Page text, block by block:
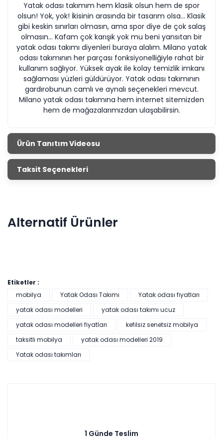
Yatak odası takımım hem klasik olsun hem de spor
olsun! Yok, yok! İkisinin arasında bir tasarım olsa... Klasik
gibi keskin sınırları olmasın, ama spor diye de çok salaş
olmasın... Kafam çok karışık yok mu beni yansıtan bir
yatak odası takımı diyenleri buraya alalım. Milano yatak
odası takımının her parçası fonksiyonelliğiyle rahat bir
kullanım sağlıyor. Yüksek ayak ile kolay temizlik imkanı
sağlaması yüzleri güldürüyor. Yatak odası takımının
gardırobunun camlı ve aynalı seçenekleri mevcut.
Milano yatak odası takımına hem internet sitemizden
hem de mağazalarımızdan ulaşabilirsin.
Ürün Tanıtım Videosu
Taksit Seçenekleri
Alternatif Ürünler
Pratik Çok Amaçlı Dolap - Beyaz
Etiketler :
mobilya
Yatak Odası Takımı
Yatak odası fiyatları
yatak odası modelleri
yatak odası takımı ucuz
yatak odası modelleri fiyatları
kefilsiz senetsiz mobilya
taksitli mobilya
yatak odası modelleri 2019
Yatak odası takımları
1 Günde Teslim